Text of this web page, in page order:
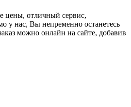
цены, отличный сервис,
у нас, Вы непременно останетесь
можно онлайн на сайте, добавив